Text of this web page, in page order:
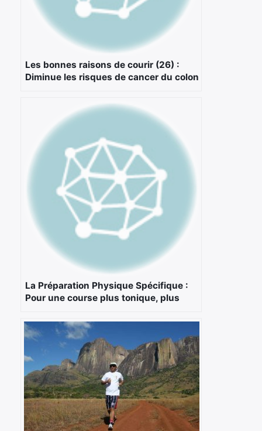
Les bonnes raisons de courir (26) :
Diminue les risques de cancer du colon
La Préparation Physique Spécifique :
Pour une course plus tonique, plus